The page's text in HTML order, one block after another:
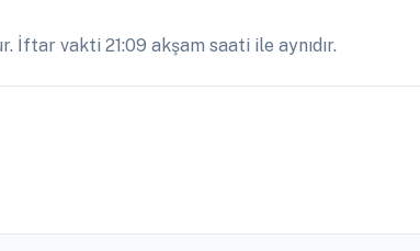
İftar vakti 21:09 akşam saati ile aynıdır.